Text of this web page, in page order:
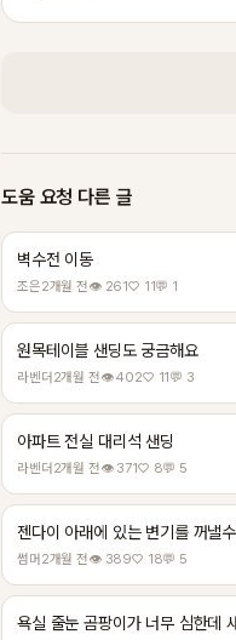
도움 요청 다른 글
벽수전 이동
조은2개월 전👁 261♡ 11💬 1
원목테이블 샌딩도 궁금해요
라벤더2개월 전👁 402♡ 11💬 3
아파트 전실 대리석 샌딩
라벤더2개월 전👁 371♡ 8💬 5
젠다이 아래에 있는 변기를 꺼낼
썸머2개월 전👁 389♡ 18💬 5
욕실 줄눈 곰팡이가 너무 심한데